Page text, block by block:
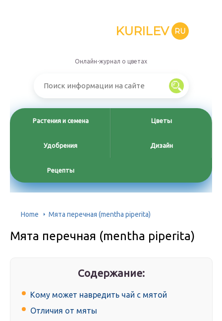
KURILEV RU
Онлайн-журнал о цветах
Растения и семена Цветы
Удобрения Дизайн
Рецепты
Home Мята перечная (mentha piperita)
Мята перечная (mentha piperita)
Содержание:
Кому может навредить чай с мятой
Отличия от мяты